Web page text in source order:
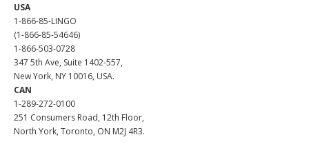
USA
1-866-85-LINGO
(1-866-85-54646)
1-866-503-0728
347 5th Ave, Suite 1402-557,
New York, NY 10016, USA.
CAN
1-289-272-0100
251 Consumers Road, 12th Floor,
North York, Toronto, ON M2J 4R3.